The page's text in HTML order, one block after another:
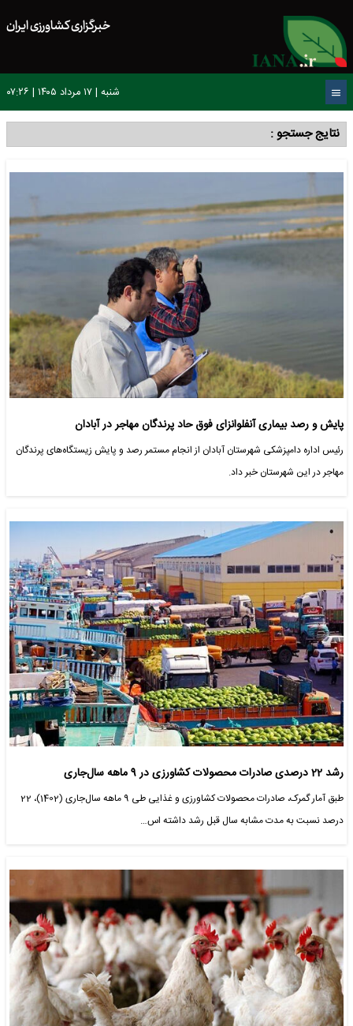
خبرگزاری کشاورزی ایران
شنبه | ۱۷ مرداد ۱۴۰۵ | ۰۷:۲۶
نتایج جستجو :
پایش و رصد بیماری آنفلوانزای فوق حاد پرندگان مهاجر در آبادان
رئیس اداره دامپزشکی شهرستان آبادان از انجام مستمر رصد و پایش زیستگاه‌های پرندگان
مهاجر در این شهرستان خبر داد.
رشد 22 درصدی صادرات محصولات کشاورزی در 9 ماهه سال‌جاری
طبق آمار گمرک، صادرات محصولات کشاورزی و غذایی طی 9 ماهه سال‌جاری (1402)، 22
درصد نسبت به مدت مشابه سال قبل رشد داشته اس…